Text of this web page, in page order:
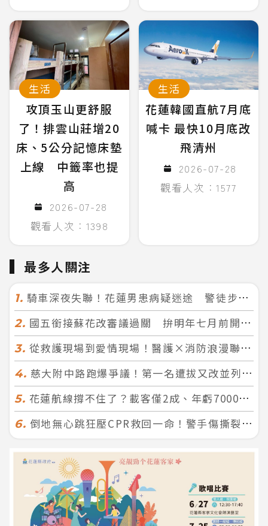
生活
攻頂玉山更舒服
了！排雲山莊增20
床、5公分記憶床墊
上線 中籤率也提
高
2026-07-28
觀看人次：1398
生活
花蓮韓國直航7月底
喊卡 最快10月底改
飛清州
2026-07-28
觀看人次：1577
最多人關注
1. 騎車深夜失聯！花蓮男患病疑迷途 警徒步百米急尋救回一命
2. 國五銜接蘇花改審議過關 拚明年七月前開工！台北花蓮2小時生活圈成形
3. 從救護現場到愛情現場！醫護×消防浪漫聯誼 32人配對成功5對
4. 慈大附中路跑爆爭議！第一名遭拔又改並列 家長怒：難以接受
5. 花蓮航線撐不住了？載客僅2成、年虧7000萬 華信喊：真的快飛不下去
6. 倒地無心跳狂壓CPR救回一命！警手傷撕裂仍不放手 竟救到藝人何篤霖哥哥